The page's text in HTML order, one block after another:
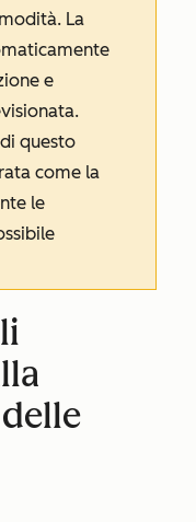
La
e
questo
come la
le